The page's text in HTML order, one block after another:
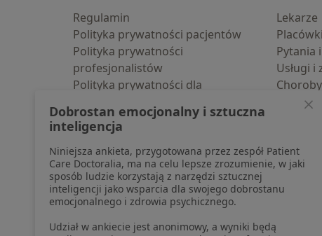
Regulamin
Polityka prywatności pacjentów
Polityka prywatności
profesjonalistów
Polityka prywatności dla
pozyskaliśmy samodzielnie
Polityka cookies
Jak działają wyniki wyszukiwania
Dostępność
O nas
Praca Rekrutujemy!
Partnerzy
Lekarze
Pytania
Usługi i
Choroby
Pomoc
Blog
Dobrostan emocjonalny i sztuczna
inteligencja
Niniejsza ankieta, przygotowana przez zespół Patient
Care Doctoralia, ma na celu lepsze zrozumienie, w jaki
sposób ludzie korzystają z narzędzi sztucznej
inteligencji jako wsparcia dla swojego dobrostanu
emocjonalnego i zdrowia psychicznego.
Udział w ankiecie jest anonimowy, a wyniki będą